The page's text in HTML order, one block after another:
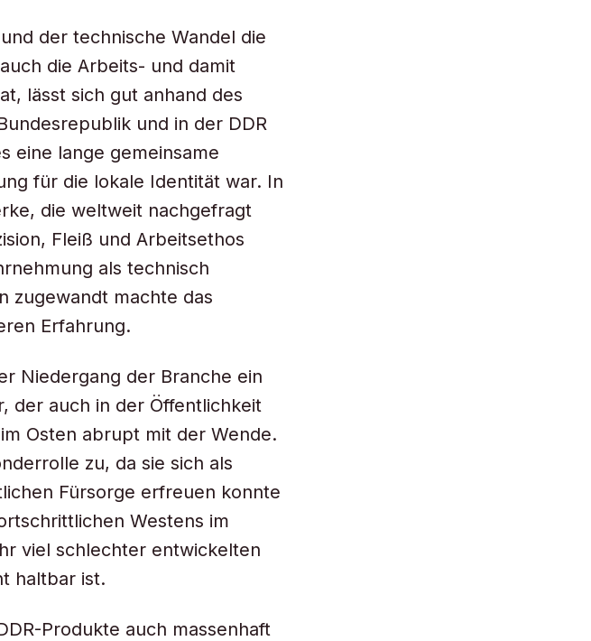
der technische Wandel die
die Arbeits- und damit
lässt sich gut anhand des
und in der DDR
eine lange gemeinsame
für die lokale Identität war. In
die weltweit nachgefragt
Fleiß und Arbeitsethos
als technisch
zugewandt machte das
Erfahrung.
Niedergang der Branche ein
der auch in der Öffentlichkeit
Osten abrupt mit der Wende.
zu, da sie sich als
Fürsorge erfreuen konnte
Westens im
viel schlechter entwickelten
haltbar ist.
Produkte auch massenhaft